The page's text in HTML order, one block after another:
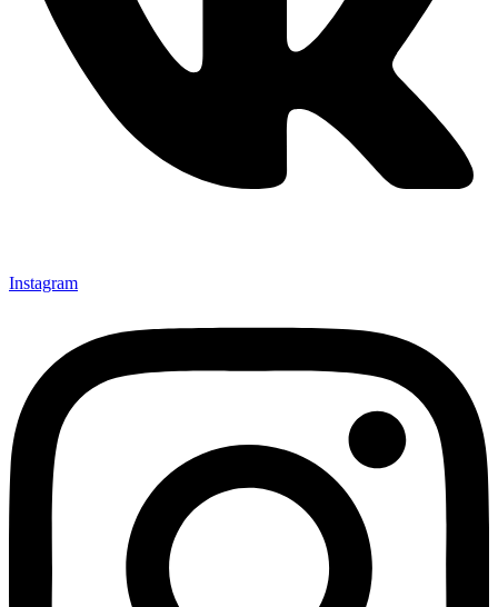
Instagram